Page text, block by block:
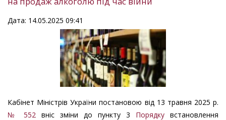
Дата: 14.05.2025 09:41
Кабінет Міністрів України постановою від 13 травня 2025 р.
№ 552 вніс зміни до пункту 3 Порядку встановлення